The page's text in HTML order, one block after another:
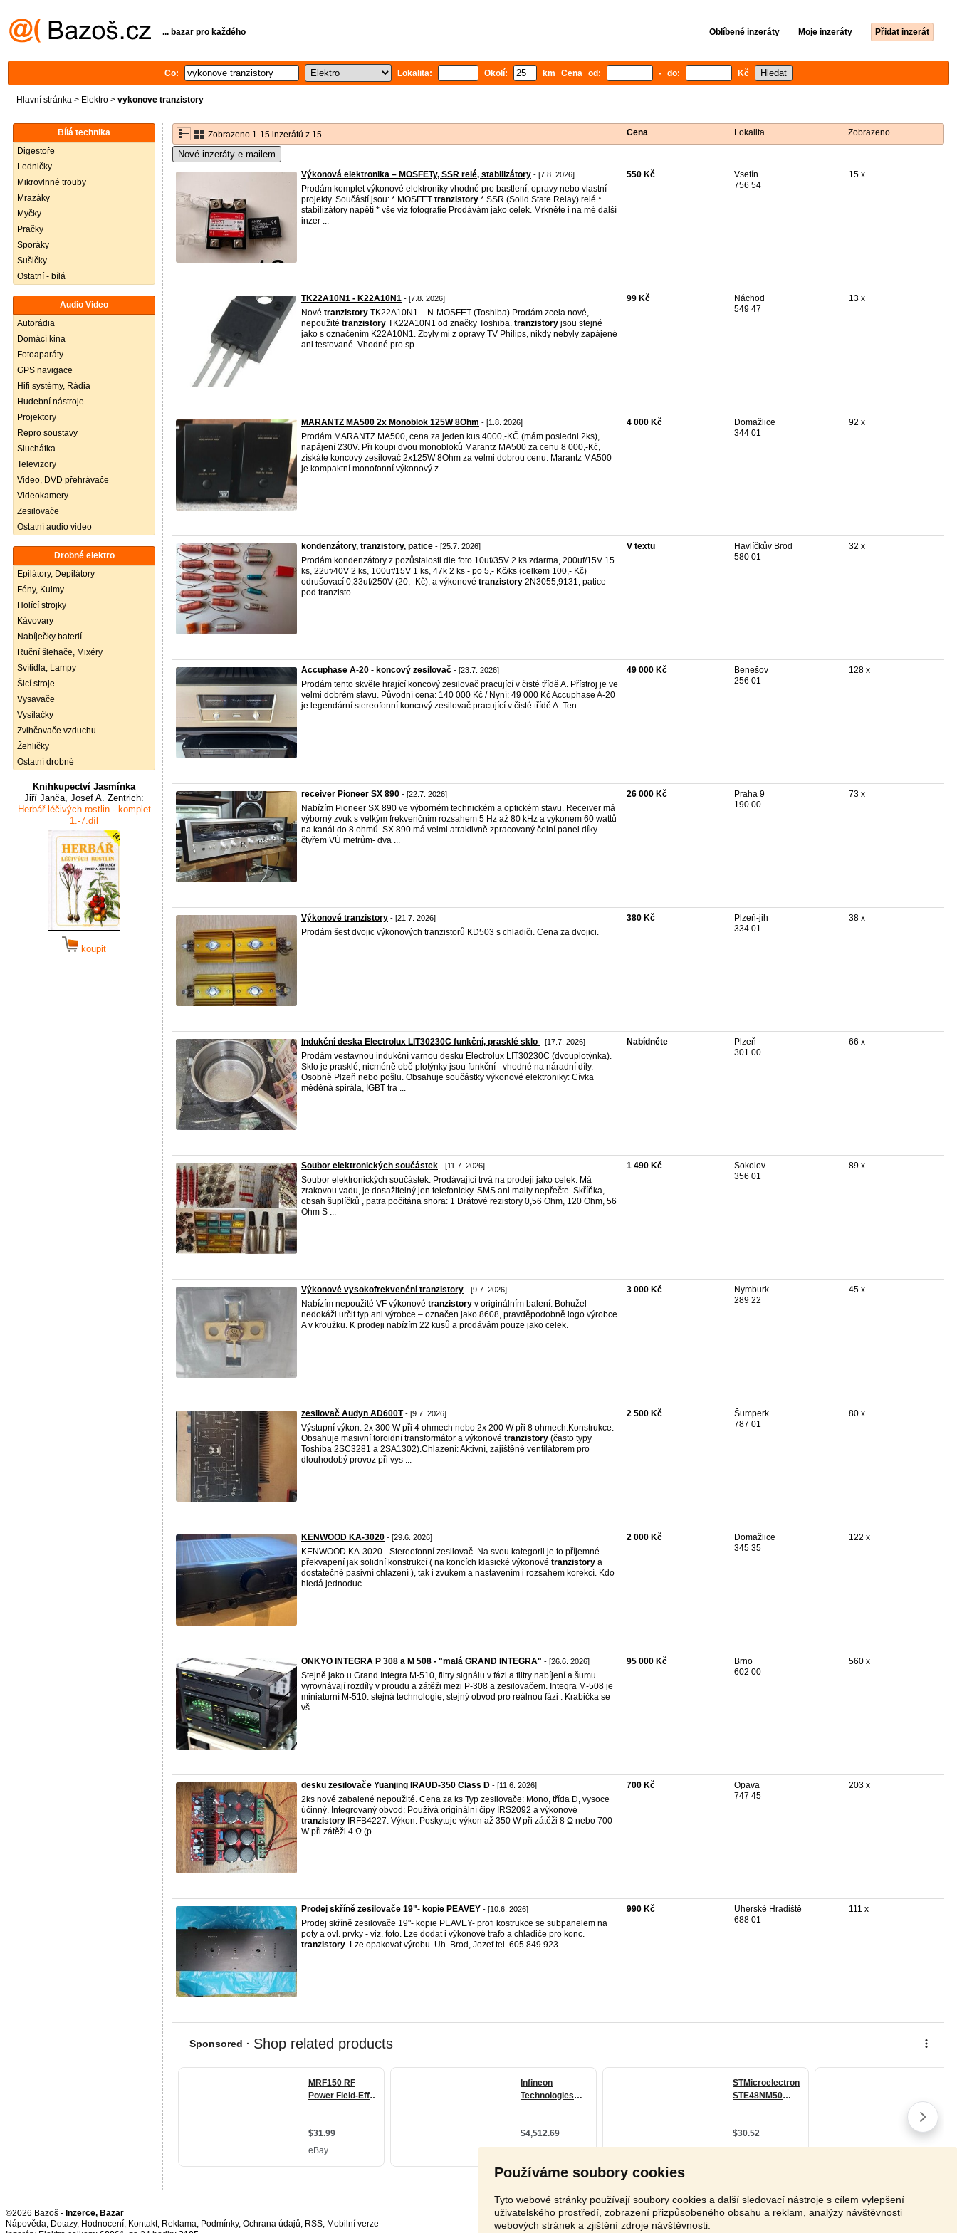
Používáme soubory cookies
Tyto webové stránky používají soubory cookies a další sledovací nástroje s cílem vylepšení
uživatelského prostředí, zobrazení přizpůsobeného obsahu a reklam, analýzy návštěvnosti
webových stránek a zjištění zdroje návštěvnosti.
... bazar pro každého Oblíbené inzeráty Moje inzeráty Přidat inzerát
Co: Lokalita: Okolí: km Cena od: - do: Kč
Hlavní stránka > Elektro > vykonove tranzistory
Bílá technika
Digestoře
Ledničky
Mikrovlnné trouby
Mrazáky
Myčky
Pračky
Sporáky
Sušičky
Ostatní - bílá
Audio Video
Autorádia
Domácí kina
Fotoaparáty
GPS navigace
Hifi systémy, Rádia
Hudební nástroje
Projektory
Repro soustavy
Sluchátka
Televizory
Video, DVD přehrávače
Videokamery
Zesilovače
Ostatní audio video
Drobné elektro
Epilátory, Depilátory
Fény, Kulmy
Holící strojky
Kávovary
Nabíječky baterií
Ruční šlehače, Mixéry
Svítidla, Lampy
Šicí stroje
Vysavače
Vysílačky
Zvlhčovače vzduchu
Žehličky
Ostatní drobné
Knihkupectví Jasmínka
Jiří Janča, Josef A. Zentrich:
Herbář léčivých rostlin - komplet
1.-7.díl
koupit
Zobrazeno 1-15 inzerátů z 15 Cena Lokalita Zobrazeno
Nové inzeráty e-mailem
Výkonová elektronika – MOSFETy, SSR relé, stabilizátory - [7.8. 2026]
Prodám komplet výkonové elektroniky vhodné pro bastlení, opravy nebo vlastní
projekty. Součástí jsou: * MOSFET tranzistory * SSR (Solid State Relay) relé *
stabilizátory napětí * vše viz fotografie Prodávám jako celek. Mrkněte i na mé další
inzer ...
550 Kč
Vsetín
756 54
15 x
TK22A10N1 - K22A10N1 - [7.8. 2026]
Nové tranzistory TK22A10N1 – N-MOSFET (Toshiba) Prodám zcela nové,
nepoužité tranzistory TK22A10N1 od značky Toshiba. tranzistory jsou stejné
jako s označením K22A10N1. Zbyly mi z opravy TV Philips, nikdy nebyly zapájené
ani testované. Vhodné pro sp ...
99 Kč
Náchod
549 47
13 x
MARANTZ MA500 2x Monoblok 125W 8Ohm - [1.8. 2026]
Prodám MARANTZ MA500, cena za jeden kus 4000,-KČ (mám posledni 2ks),
napájení 230V. Při koupi dvou monobloků Marantz MA500 za cenu 8 000,-Kč,
získáte koncový zesilovač 2x125W 8Ohm za velmi dobrou cenu. Marantz MA500
je kompaktní monofonní výkonový z ...
4 000 Kč
Domažlice
344 01
92 x
kondenzátory, tranzistory, patice - [25.7. 2026]
Prodám kondenzátory z pozůstalosti dle foto 10uf/35V 2 ks zdarma, 200uf/15V 15
ks, 22uf/40V 2 ks, 100uf/15V 1 ks, 47k 2 ks - po 5,- Kč/ks (celkem 100,- Kč)
odrušovací 0,33uf/250V (20,- Kč), a výkonové tranzistory 2N3055,9131, patice
pod tranzisto ...
V textu
Havlíčkův Brod
580 01
32 x
Accuphase A-20 - koncový zesilovač - [23.7. 2026]
Prodám tento skvěle hrající koncový zesilovač pracující v čisté třídě A. Přístroj je ve
velmi dobrém stavu. Původní cena: 140 000 Kč / Nyní: 49 000 Kč Accuphase A-20
je legendární stereofonní koncový zesilovač pracující v čisté třídě A. Ten ...
49 000 Kč
Benešov
256 01
128 x
receiver Pioneer SX 890 - [22.7. 2026]
Nabízím Pioneer SX 890 ve výborném technickém a optickém stavu. Receiver má
výborný zvuk s velkým frekvenčním rozsahem 5 Hz až 80 kHz a výkonem 60 wattů
na kanál do 8 ohmů. SX 890 má velmi atraktivně zpracovaný čelní panel díky
čtyřem VÚ metrům- dva ...
26 000 Kč
Praha 9
190 00
73 x
Výkonové tranzistory - [21.7. 2026]
Prodám šest dvojic výkonových tranzistorů KD503 s chladiči. Cena za dvojici.
380 Kč
Plzeň-jih
334 01
38 x
Indukční deska Electrolux LIT30230C funkční, prasklé sklo - [17.7. 2026]
Prodám vestavnou indukční varnou desku Electrolux LIT30230C (dvouplotýnka).
Sklo je prasklé, nicméně obě plotýnky jsou funkční - vhodné na náradní díly.
Osobně Plzeň nebo pošlu. Obsahuje součástky výkonové elektroniky: Cívka
měděná spirála, IGBT tra ...
Nabídněte
Plzeň
301 00
66 x
Soubor elektronických součástek - [11.7. 2026]
Soubor elektronických součástek. Prodávající trvá na prodeji jako celek. Má
zrakovou vadu, je dosažitelný jen telefonicky. SMS ani maily nepřečte. Skříňka,
obsah šuplíčků , patra počítána shora: 1 Drátové rezistory 0,56 Ohm, 120 Ohm, 56
Ohm S ...
1 490 Kč
Sokolov
356 01
89 x
Výkonové vysokofrekvenční tranzistory - [9.7. 2026]
Nabízím nepoužité VF výkonové tranzistory v originálním balení. Bohužel
nedokáži určit typ ani výrobce – označen jako 8608, pravděpodobně logo výrobce
A v kroužku. K prodeji nabízím 22 kusů a prodávám pouze jako celek.
3 000 Kč
Nymburk
289 22
45 x
zesilovač Audyn AD600T- [9.7. 2026]
Výstupní výkon: 2x 300 W při 4 ohmech nebo 2x 200 W při 8 ohmech.Konstrukce:
Obsahuje masivní toroidní transformátor a výkonové tranzistory (často typy
Toshiba 2SC3281 a 2SA1302).Chlazení: Aktivní, zajištěné ventilátorem pro
dlouhodobý provoz při vys ...
2 500 Kč
Šumperk
787 01
80 x
KENWOOD KA-3020 - [29.6. 2026]
KENWOOD KA-3020 - Stereofonní zesilovač. Na svou kategorii je to příjemné
překvapení jak solidní konstrukcí ( na koncích klasické výkonové tranzistory a
dostatečné pasivní chlazení ), tak i zvukem a nastavením i rozsahem korekcí. Kdo
hledá jednoduc ...
2 000 Kč
Domažlice
345 35
122 x
ONKYO INTEGRA P 308 a M 508 - "malá GRAND INTEGRA" - [26.6. 2026]
Stejně jako u Grand Integra M-510, filtry signálu v fázi a filtry nabíjení a šumu
vyrovnávají rozdíly v proudu a zátěži mezi P-308 a zesilovačem. Integra M-508 je
miniaturní M-510: stejná technologie, stejný obvod pro reálnou fázi . Krabička se
vš ...
95 000 Kč
Brno
602 00
560 x
desku zesilovače Yuanjing IRAUD-350 Class D - [11.6. 2026]
2ks nové zabalené nepoužité. Cena za ks Typ zesilovače: Mono, třída D, vysoce
účinný. Integrovaný obvod: Používá originální čipy IRS2092 a výkonové
tranzistory IRFB4227. Výkon: Poskytuje výkon až 350 W při zátěži 8 Ω nebo 700
W při zátěži 4 Ω (p ...
700 Kč
Opava
747 45
203 x
Prodej skříně zesilovače 19"- kopie PEAVEY - [10.6. 2026]
Prodej skříně zesilovače 19"- kopie PEAVEY- profi kostrukce se subpanelem na
poty a ovl. prvky - viz. foto. Lze dodat i výkonové trafo a chladiče pro konc.
tranzistory. Lze opakovat výrobu. Uh. Brod, Jozef tel. 605 849 923
990 Kč
Uherské Hradiště
688 01
111 x
©2026 Bazoš - Inzerce, Bazar
Nápověda, Dotazy, Hodnocení, Kontakt, Reklama, Podmínky, Ochrana údajů, RSS,